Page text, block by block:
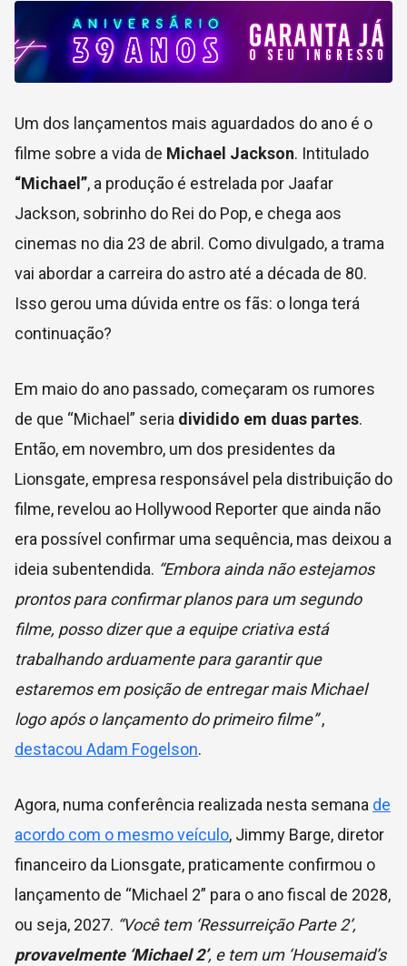
Um dos lançamentos mais aguardados do ano é o
filme sobre a vida de Michael Jackson. Intitulado
“Michael”, a produção é estrelada por Jaafar
Jackson, sobrinho do Rei do Pop, e chega aos
cinemas no dia 23 de abril. Como divulgado, a trama
vai abordar a carreira do astro até a década de 80.
Isso gerou uma dúvida entre os fãs: o longa terá
continuação?
Em maio do ano passado, começaram os rumores
de que “Michael” seria dividido em duas partes.
Então, em novembro, um dos presidentes da
Lionsgate, empresa responsável pela distribuição do
filme, revelou ao Hollywood Reporter que ainda não
era possível confirmar uma sequência, mas deixou a
ideia subentendida. “Embora ainda não estejamos
prontos para confirmar planos para um segundo
filme, posso dizer que a equipe criativa está
trabalhando arduamente para garantir que
estaremos em posição de entregar mais Michael
logo após o lançamento do primeiro filme”,
destacou Adam Fogelson.
Agora, numa conferência realizada nesta semana de
acordo com o mesmo veículo, Jimmy Barge, diretor
financeiro da Lionsgate, praticamente confirmou o
lançamento de “Michael 2” para o ano fiscal de 2028,
ou seja, 2027. “Você tem ‘Ressurreição Parte 2’,
provavelmente ‘Michael 2’, e tem um ‘Housemaid’s